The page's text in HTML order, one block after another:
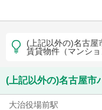
(上記以外の)名古屋
賃貸物件（マンシ
(上記以外の)名古屋市
大治役場前駅